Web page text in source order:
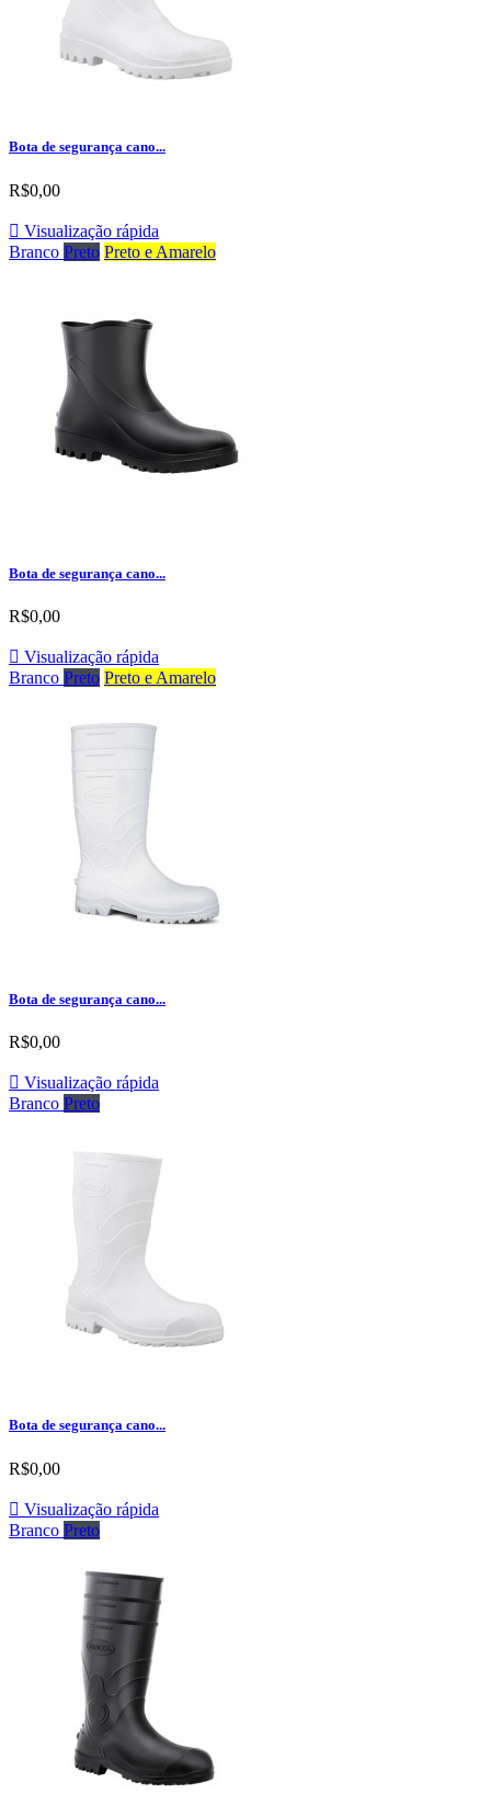
Bota de segurança cano...
R$0,00
 Visualização rápida
Branco Preto Preto e Amarelo
Bota de segurança cano...
R$0,00
 Visualização rápida
Branco Preto Preto e Amarelo
Bota de segurança cano...
R$0,00
 Visualização rápida
Branco Preto
Bota de segurança cano...
R$0,00
 Visualização rápida
Branco Preto